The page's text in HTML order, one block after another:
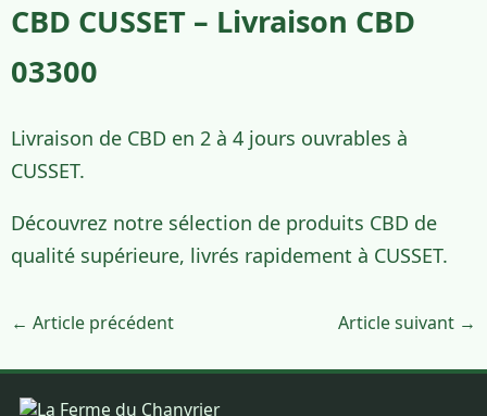
CBD CUSSET – Livraison CBD
03300
Livraison de CBD en 2 à 4 jours ouvrables à
CUSSET.
Découvrez notre sélection de produits CBD de
qualité supérieure, livrés rapidement à CUSSET.
← Article précédent Article suivant →